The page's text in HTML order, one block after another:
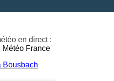
en direct :
Bousbach